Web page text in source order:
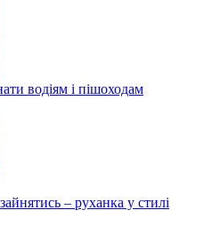
водіям і пішоходам
– руханка у стилі